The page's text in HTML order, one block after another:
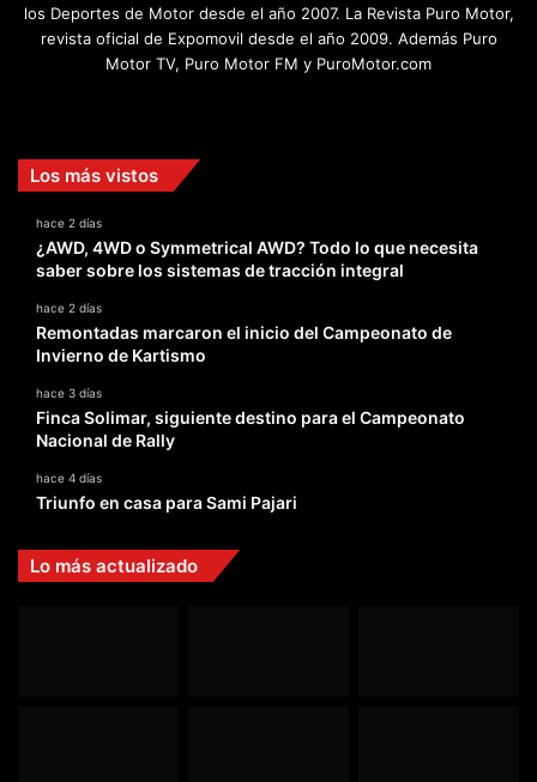
los Deportes de Motor desde el año 2007. La Revista Puro Motor,
revista oficial de Expomovil desde el año 2009. Además Puro
Motor TV, Puro Motor FM y PuroMotor.com
Los más vistos
hace 2 días
¿AWD, 4WD o Symmetrical AWD? Todo lo que necesita
saber sobre los sistemas de tracción integral
hace 2 días
Remontadas marcaron el inicio del Campeonato de
Invierno de Kartismo
hace 3 días
Finca Solimar, siguiente destino para el Campeonato
Nacional de Rally
hace 4 días
Triunfo en casa para Sami Pajari
Lo más actualizado